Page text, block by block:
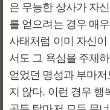
은 무능한 상사가 자
를 얻으려는 경우 매
사태처럼 이미 자신
서도 그 욕심을 주체
얻었던 명성과 부마
지 않다. 이런 경우 행